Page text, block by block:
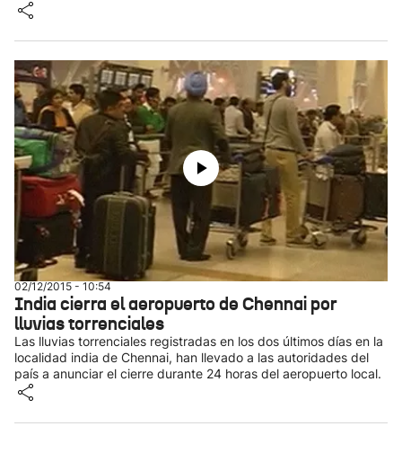
02/12/2015 - 10:54
India cierra el aeropuerto de Chennai por
lluvias torrenciales
Las lluvias torrenciales registradas en los dos últimos días en la
localidad india de Chennai, han llevado a las autoridades del
país a anunciar el cierre durante 24 horas del aeropuerto local.